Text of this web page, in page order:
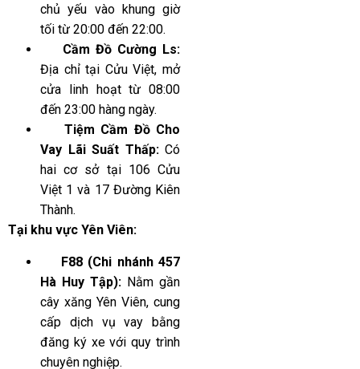
chủ yếu vào khung giờ
tối từ 20:00 đến 22:00.
Cầm Đồ Cường Ls:
Địa chỉ tại Cửu Việt, mở
cửa linh hoạt từ 08:00
đến 23:00 hàng ngày.
Tiệm Cầm Đồ Cho
Vay Lãi Suất Thấp:Có
hai cơ sở tại 106 Cửu
Việt 1 và 17 Đường Kiên
Thành.
Tại khu vực Yên Viên:
F88 (Chi nhánh 457
Hà Huy Tập): Nằm gần
cây xăng Yên Viên, cung
cấp dịch vụ vay bằng
đăng ký xe với quy trình
chuyên nghiệp.